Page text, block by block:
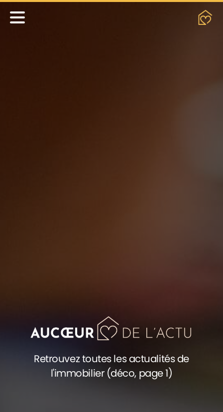
Retrouvez toutes les actualités de
l'immobilier (déco, page 1)